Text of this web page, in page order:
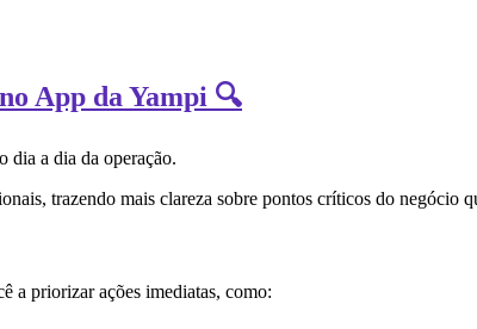
App da Yampi 🔍
dia a dia da operação.
trazendo mais clareza sobre pontos críticos do negócio
a priorizar ações imediatas, como: